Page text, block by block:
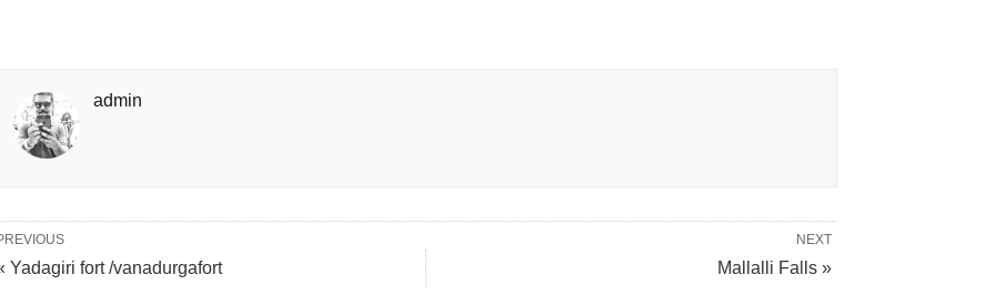
admin
NEXT
Mallalli Falls »
Yadagiri fort /vanadurgafort